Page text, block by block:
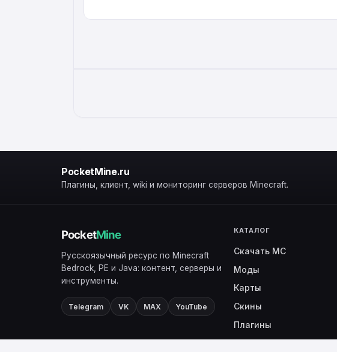
PocketMine.ru
Плагины, клиент, wiki и мониторинг серверов Minecraft.
Русскоязычный ресурс по Minecraft
Bedrock, PE и Java: контент, серверы и
инструменты.
Telegram VK MAX YouTube
КАТАЛОГ
Скачать MC
Моды
Карты
Скины
Плагины